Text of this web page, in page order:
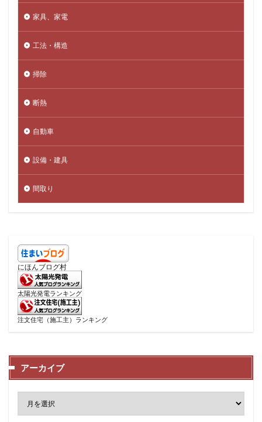
家具、家電
工法・構造
掃除
断熱
自動車
設備・建具
間取り
にほんブログ村
太陽光発電ランキング
注文住宅（施工主）ランキング
アーカイブ